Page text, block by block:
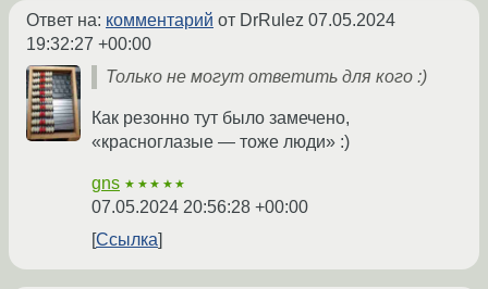
Ответ на: комментарий от DrRulez 07.05.2024
19:32:27 +00:00
Только не могут ответить для кого :)
Как резонно тут было замечено,
«красноглазые — тоже люди» :)
gns ★★★★★
07.05.2024 20:56:28 +00:00
Ссылка